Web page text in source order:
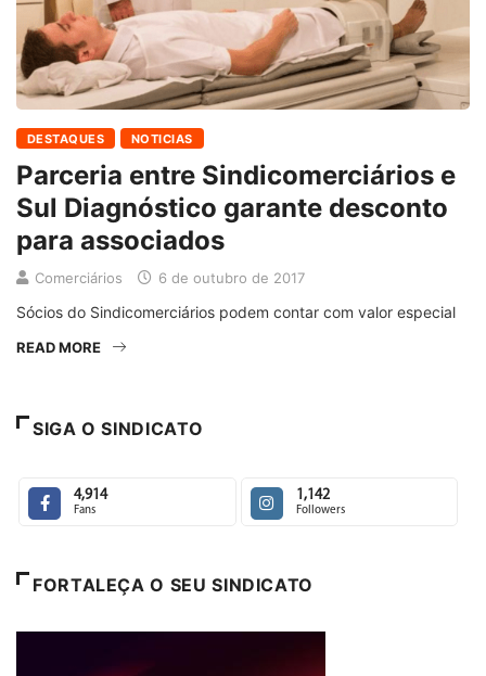
DESTAQUES NOTICIAS
Parceria entre Sindicomerciários e
Sul Diagnóstico garante desconto
para associados
Comerciários 6 de outubro de 2017
Sócios do Sindicomerciários podem contar com valor especial
READ MORE
SIGA O SINDICATO
4,914
Fans
1,142
Followers
FORTALEÇA O SEU SINDICATO